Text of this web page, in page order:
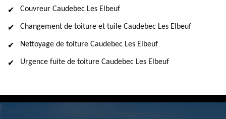
Couvreur Caudebec Les Elbeuf
Changement de toiture et tuile Caudebec Les Elbeuf
Nettoyage de toiture Caudebec Les Elbeuf
Urgence fuite de toiture Caudebec Les Elbeuf